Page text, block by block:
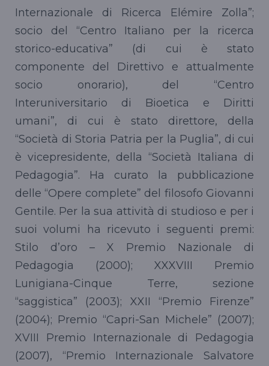
Internazionale di Ricerca Elémire Zolla”;
socio del “Centro Italiano per la ricerca
storico-educativa” (di cui è stato
componente del Direttivo e attualmente
socio onorario), del “Centro
Interuniversitario di Bioetica e Diritti
umani”, di cui è stato direttore, della
“Società di Storia Patria per la Puglia”, di cui
è vicepresidente, della “Società Italiana di
Pedagogia”. Ha curato la pubblicazione
delle “Opere complete” del filosofo Giovanni
Gentile. Per la sua attività di studioso e per i
suoi volumi ha ricevuto i seguenti premi:
Stilo d’oro – X Premio Nazionale di
Pedagogia (2000); XXXVIII Premio
Lunigiana-Cinque Terre, sezione
“saggistica” (2003); XXII “Premio Firenze”
(2004); Premio “Capri-San Michele” (2007);
XVIII Premio Internazionale di Pedagogia
(2007), “Premio Internazionale Salvatore